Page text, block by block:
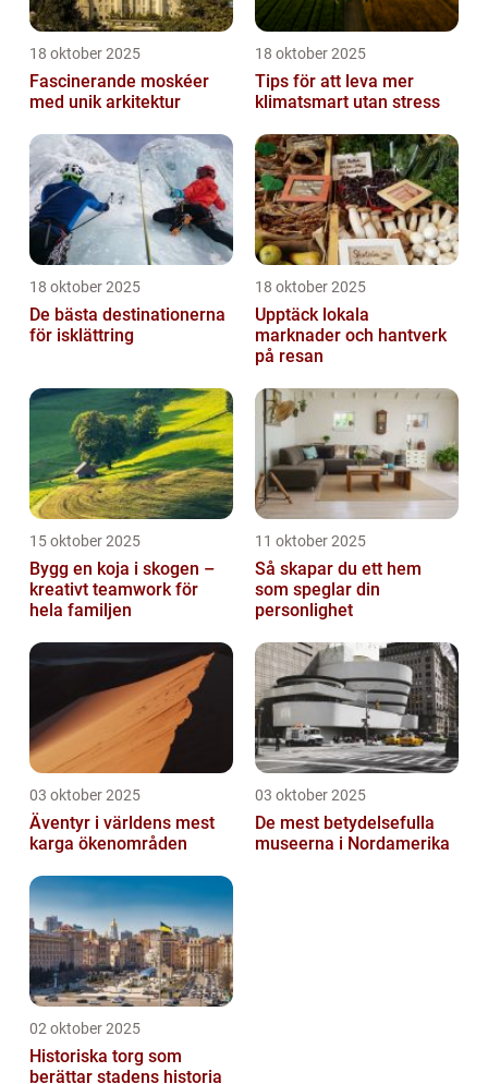
18 oktober 2025
Fascinerande moskéer
med unik arkitektur
18 oktober 2025
Tips för att leva mer
klimatsmart utan stress
18 oktober 2025
De bästa destinationerna
för isklättring
18 oktober 2025
Upptäck lokala
marknader och hantverk
på resan
15 oktober 2025
Bygg en koja i skogen –
kreativt teamwork för
hela familjen
11 oktober 2025
Så skapar du ett hem
som speglar din
personlighet
03 oktober 2025
Äventyr i världens mest
karga ökenområden
03 oktober 2025
De mest betydelsefulla
museerna i Nordamerika
02 oktober 2025
Historiska torg som
berättar stadens historia